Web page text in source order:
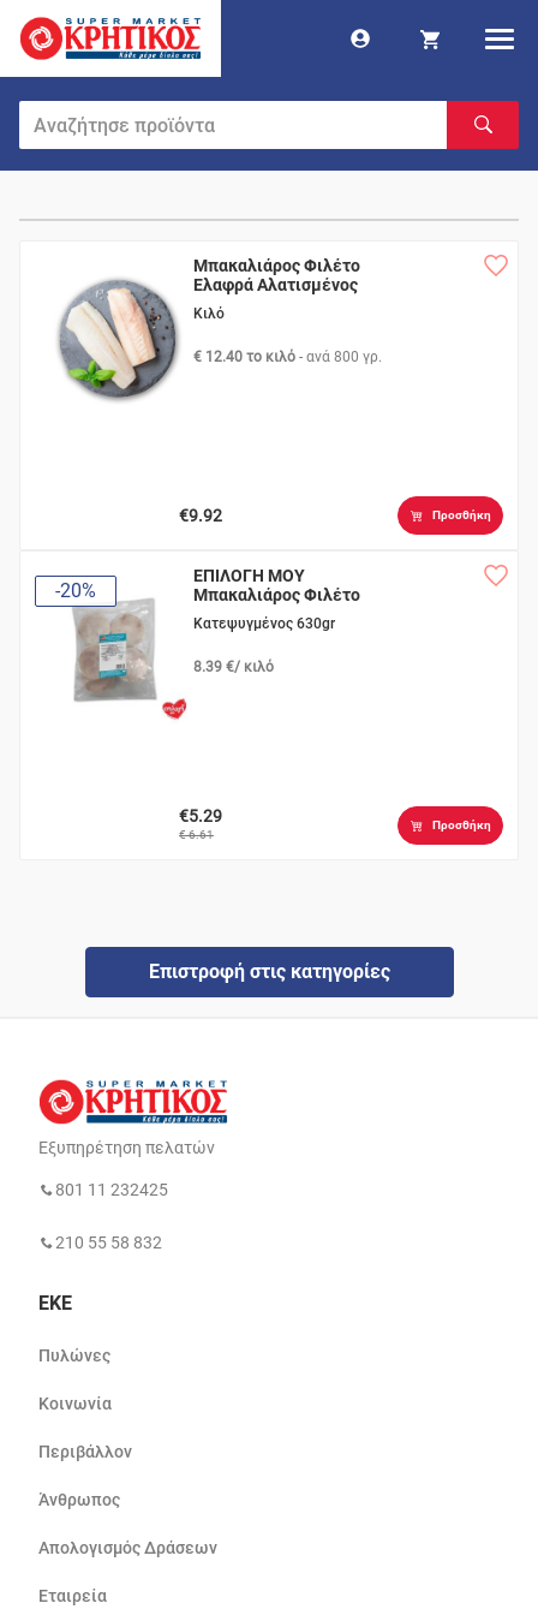
Μπακαλιάρος Φιλέτο
Ελαφρά Αλατισμένος
Κιλό
€ 12.40 το κιλό - ανά800 γρ.
€9.92 Προσθήκη
-20%
ΕΠΙΛΟΓΗ ΜΟΥ
Μπακαλιάρος Φιλέτο
σε Φέτες
Κατεψυγμένος 630gr
8.39 €/ κιλό
€5.29
€ 6.61
Προσθήκη
Επιστροφή στις κατηγορίες
Εξυπηρέτηση πελατών
801 11 232425
210 55 58 832
ΕΚΕ
Πυλώνες
Κοινωνία
Περιβάλλον
Άνθρωπος
Απολογισμός Δράσεων
Εταιρεία